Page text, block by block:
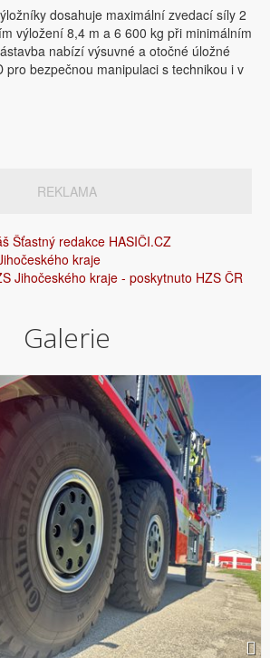
dosahuje maximální zvedací síly 2
výložení 8,4 m a 6 600 kg při minimálním
nabízí výsuvné a otočné úložné
pro bezpečnou manipulaci s technikou i v
REKLAMA
Šťastný redakce HASIČI.CZ
kraje
Jihočeského kraje - poskytnuto HZS ČR
Galerie